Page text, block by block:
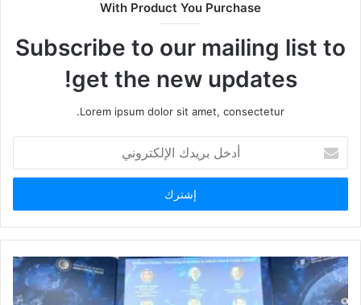
With Product You Purchase
Subscribe to our mailing list to
get the new updates!
Lorem ipsum dolor sit amet, consectetur.
بريدك
الإلكتروني